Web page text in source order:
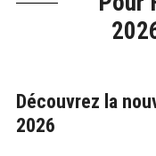
Découvrez la
2026